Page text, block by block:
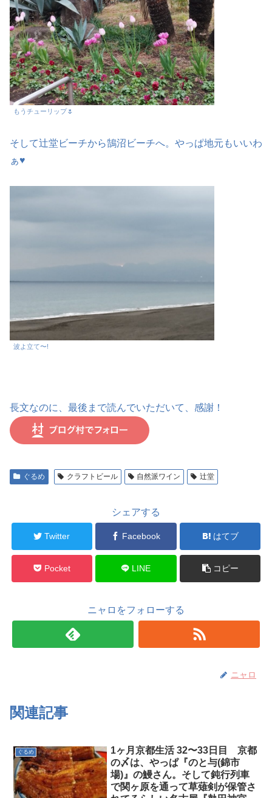
もうチューリップ🌷
そして辻堂ビーチから鵠沼ビーチへ。やっぱ地元もいいわ
ぁ♥
波よ立て〜!
長文なのに、最後まで読んでいただいて、感謝！
ぐるめ クラフトビール 自然派ワイン 辻堂
シェアする
Twitter Facebook はてブ
Pocket LINE コピー
ニャロをフォローする
ニャロ
関連記事
ぐるめ
1ヶ月京都生活 32〜33日目 京都
の〆は、やっぱ『のと与(錦市
場)』の鰻さん。そして鈍行列車
で関ヶ原を通って草薙剣が保管さ